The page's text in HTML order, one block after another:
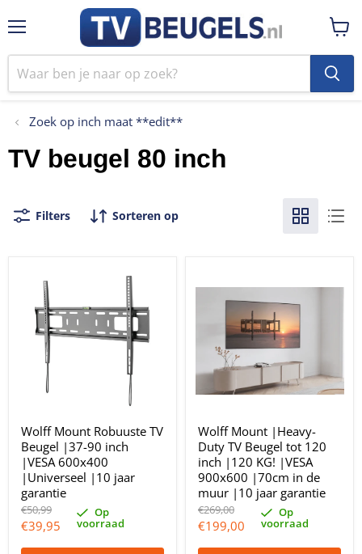
Zoek op inch maat **edit**
TV beugel 80 inch
Filters Sorteren op
Wolff Mount Robuuste TV
Beugel |37-90 inch
|VESA 600x400
|Universeel |10 jaar
garantie
Oorspronkelijke
prijs
€50,99
Huidige
prijs
€39,95
Op
voorraad
Wolff Mount |Heavy-
Duty TV Beugel tot 120
inch |120 KG! |VESA
900x600 |70cm in de
muur |10 jaar garantie
Oorspronkelijke
prijs
€269,00
Huidige
prijs
€199,00
Op
voorraad